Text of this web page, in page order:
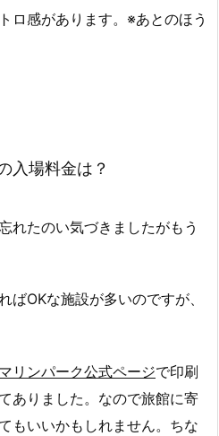
ロ感があります。※あとのほう
入場料金は？
れたのい気づきましたがもう
ばOKな施設が多いのですが、
リンパーク公式ページで印刷
ありました。なので旅館に寄
もいいかもしれません。ちな